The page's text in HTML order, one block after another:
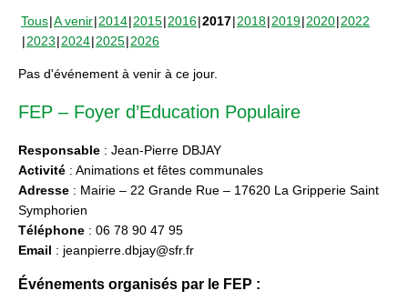
Tous A venir 2014 2015 2016 2017 2018 2019 2020 2022
2023 2024 2025 2026
Pas d'événement à venir à ce jour.
FEP – Foyer d’Education Populaire
Responsable : Jean-Pierre DBJAY
Activité : Animations et fêtes communales
Adresse : Mairie – 22 Grande Rue – 17620 La Gripperie Saint
Symphorien
Téléphone : 06 78 90 47 95
Email : jeanpierre.dbjay@sfr.fr
Événements organisés par le FEP :